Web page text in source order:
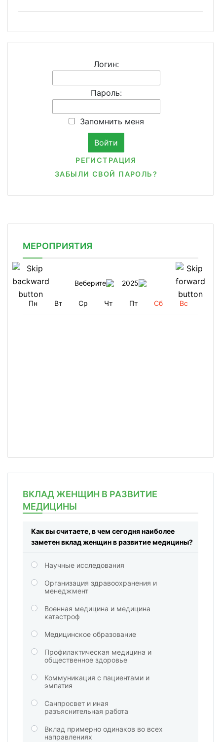
Логин:
Пароль:
Запомнить меня
РЕГИСТРАЦИЯ
ЗАБЫЛИ СВОЙ ПАРОЛЬ?
МЕРОПРИЯТИЯ
Веберите 2025
Пн Вт Ср Чт Пт Сб Вс
ВКЛАД ЖЕНЩИН В РАЗВИТИЕ
МЕДИЦИНЫ
Как вы считаете, в чем сегодня наиболее
заметен вклад женщин в развитие медицины?
Научные исследования
Организация здравоохранения и
менеджмент
Военная медицина и медицина
катастроф
Медицинское образование
Профилактическая медицина и
общественное здоровье
Коммуникация с пациентами и
эмпатия
Санпросвет и иная
разъяснительная работа
Вклад примерно одинаков во всех
направлениях